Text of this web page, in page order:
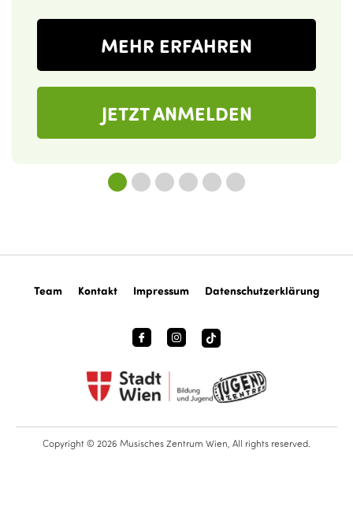
MEHR ERFAHREN
JETZT ANMELDEN
Team Kontakt Impressum Datenschutzerklärung
Copyright © 2026 Musisches Zentrum Wien, All rights reserved.